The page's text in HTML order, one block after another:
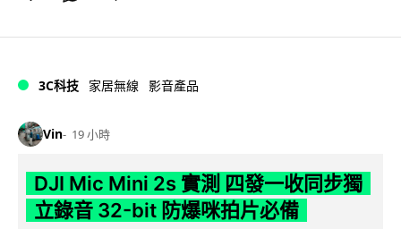
3C科技 家居無線 影音產品
Vin 19 小時
DJI Mic Mini 2s 實測 四發一收同步獨
立錄音 32-bit 防爆咪拍片必備